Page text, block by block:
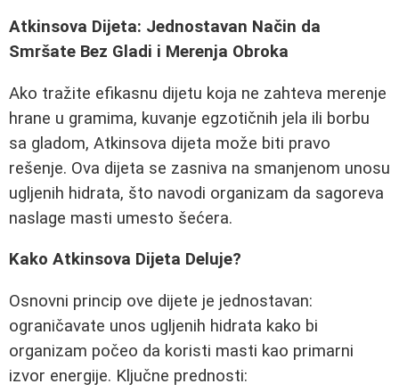
Atkinsova Dijeta: Jednostavan Način da
Smršate Bez Gladi i Merenja Obroka
Ako tražite efikasnu dijetu koja ne zahteva merenje
hrane u gramima, kuvanje egzotičnih jela ili borbu
sa gladom, Atkinsova dijeta može biti pravo
rešenje. Ova dijeta se zasniva na smanjenom unosu
ugljenih hidrata, što navodi organizam da sagoreva
naslage masti umesto šećera.
Kako Atkinsova Dijeta Deluje?
Osnovni princip ove dijete je jednostavan:
ograničavate unos ugljenih hidrata kako bi
organizam počeo da koristi masti kao primarni
izvor energije. Ključne prednosti: